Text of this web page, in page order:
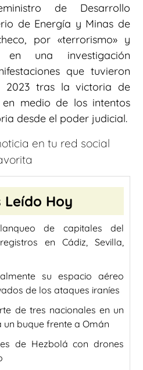
de Desarrollo
de Energía y Minas de
por «terrorismo» y
en una investigación
que tuvieron
2023 tras la victoria de
medio de los intentos
desde el poder judicial.
en tu red social
Leído Hoy
de capitales del
en Cádiz, Sevilla,
su espacio aéreo
de los ataques iraníes
de tres nacionales en un
un buque frente a Omán
de Hezbolá con drones